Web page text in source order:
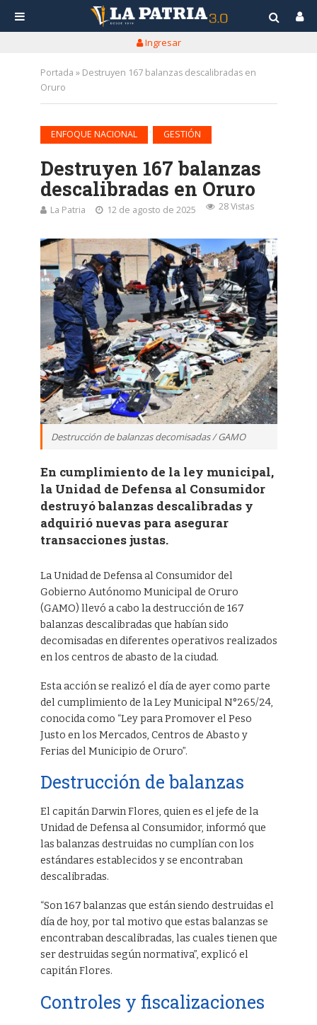
Ingresar
Portada » Destruyen 167 balanzas descalibradas en
Oruro
ENFOQUE NACIONAL GESTIÓN
Destruyen 167 balanzas
descalibradas en Oruro
La Patria 12 de agosto de 2025 28 Vistas
Destrucción de balanzas decomisadas / GAMO
En cumplimiento de la ley municipal,
la Unidad de Defensa al Consumidor
destruyó balanzas descalibradas y
adquirió nuevas para asegurar
transacciones justas.
La Unidad de Defensa al Consumidor del
Gobierno Autónomo Municipal de Oruro
(GAMO) llevó a cabo la destrucción de 167
balanzas descalibradas que habían sido
decomisadas en diferentes operativos realizados
en los centros de abasto de la ciudad.
Esta acción se realizó el día de ayer como parte
del cumplimiento de la Ley Municipal N°265/24,
conocida como “Ley para Promover el Peso
Justo en los Mercados, Centros de Abasto y
Ferias del Municipio de Oruro”.
Destrucción de balanzas
El capitán Darwin Flores, quien es el jefe de la
Unidad de Defensa al Consumidor, informó que
las balanzas destruidas no cumplían con los
estándares establecidos y se encontraban
descalibradas.
“Son 167 balanzas que están siendo destruidas el
día de hoy, por tal motivo que estas balanzas se
encontraban descalibradas, las cuales tienen que
ser destruidas según normativa”, explicó el
capitán Flores.
Controles y fiscalizaciones